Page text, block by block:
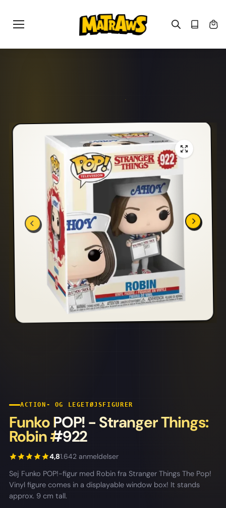
indhold
ACTION- OG LEGETØJSFIGURER
Funko POP! - Stranger Things:
Robin #922
4,81.642 anmeldelser
Sej Funko POP!-figur med Robin fra Stranger Things The Pop!
Vinyl figure comes in a displayable window box! It stands
approx. 9 cm tall.